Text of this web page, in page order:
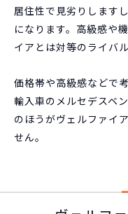
居住性で見劣りします
になります。高級感や
イアとは対等のライバ
価格帯や高級感などで
輸入車のメルセデスベ
のほうがヴェルファイ
せん。